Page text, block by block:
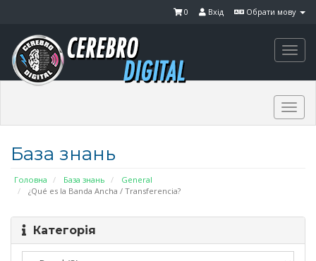
Обрати мову
Вхід
0
База знань
Головна База знань
General
¿Qué es la Banda Ancha / Transferencia?
Категорія